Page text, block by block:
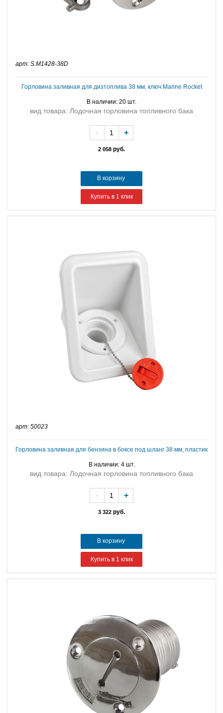
арт: S.M1428-38D
Горловина заливная для дизтоплива 38 мм, ключ Marine Rocket
В наличии: 20 шт.
вид товара: Лодочная горловина топливного бака
2 058 руб.
- +
В корзину
Купить в 1 клик
арт: 50023
Горловина заливная для бензина в боксе под шланг 38 мм, пластик
В наличии: 4 шт.
вид товара: Лодочная горловина топливного бака
3 322 руб.
- +
В корзину
Купить в 1 клик